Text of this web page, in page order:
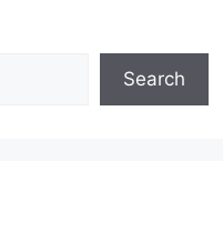
Search